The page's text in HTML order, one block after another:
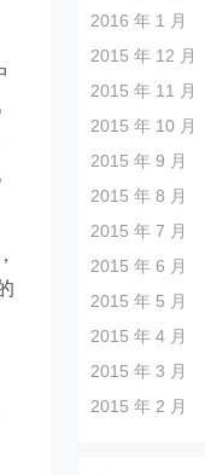
2016 年 1 月
2015 年 12 月
2015 年 11 月
2015 年 10 月
2015 年 9 月
2015 年 8 月
2015 年 7 月
2015 年 6 月
2015 年 5 月
2015 年 4 月
2015 年 3 月
2015 年 2 月